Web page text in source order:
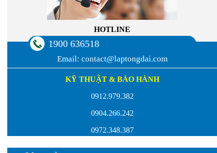
HOTLINE
1900 636518
Email: contact@laptongdai.com
KỸ THUẬT & BẢO HÀNH
0912.979.382
0904.266.242
0972.348.387